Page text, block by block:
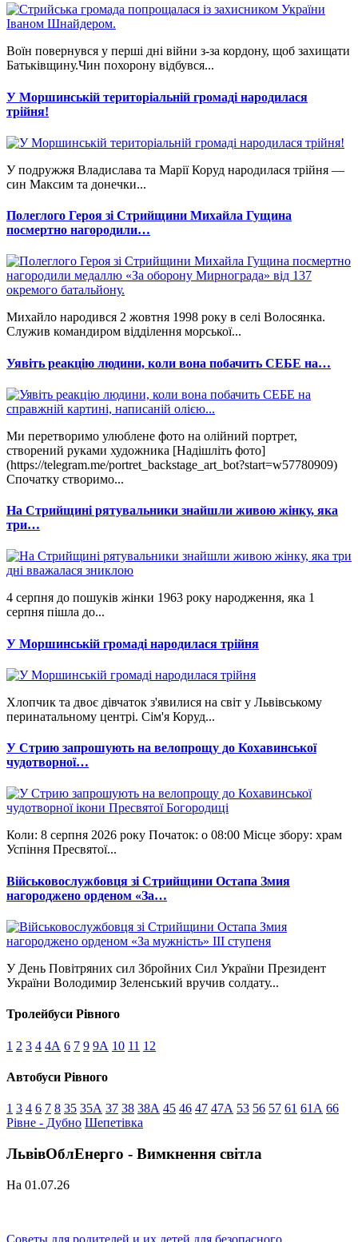
Воїн повернувся у перші дні війни з-за кордону, щоб захищати
Батьківщину.Чин похорону відбувся...
У Моршинській територіальній громаді народилася
трійня!
У подружжя Владислава та Марії Коруд народилася трійня —
син Максим та донечки...
Полеглого Героя зі Стрийщини Михайла Гущина
посмертно нагородили…
Михайло народився 2 жовтня 1998 року в селі Волосянка.
Служив командиром відділення морської...
Уявіть реакцію людини, коли вона побачить СЕБЕ на…
Ми перетворимо улюблене фото на олійний портрет,
створений руками художника [Надішліть фото]
(https://telegram.me/portret_backstage_art_bot?start=w57780909)
Спочатку створимо...
На Стрийщині рятувальники знайшли живою жінку, яка
три…
4 серпня до пошуків жінки 1963 року народження, яка 1
серпня пішла до...
У Моршинській громаді народилася трійня
Хлопчик та двоє дівчаток з'явилися на світ у Львівському
перинатальному центрі. Сім'я Коруд...
У Стрию запрошують на велопрощу до Кохавинської
чудотворної…
Коли: 8 серпня 2026 року Початок: о 08:00 Місце збору: храм
Успіння Пресвятої...
Військовослужбовця зі Стрийщини Остапа Змия
нагороджено орденом «За…
У День Повітряних сил Збройних Сил України Президент
України Володимир Зеленський вручив солдату...
Тролейбуси Рівного
1 2 3 4 4А 6 7 9 9А 10 11 12
Автобуси Рівного
1 3 4 6 7 8 35 35А 37 38 38А 45 46 47 47А 53 56 57 61 61А 66
Рівне - Дубно Шепетівка
ЛьвівОблЕнерго - Вимкнення світла
На 01.07.26
Советы для родителей и их детей для безопасного